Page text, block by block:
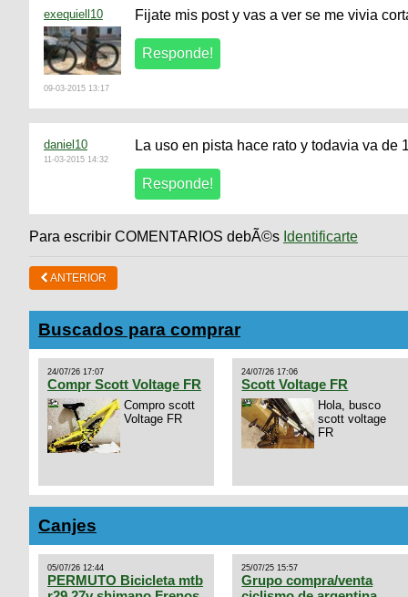
exequiell10
09-03-2015 13:17
Fijate mis post y vas a ver se me vivia
daniel10
11-03-2015 14:32
La uso en pista hace rato y todavia va de
Para escribir COMENTARIOS debÃ©s Identificarte
ANTERIOR
Buscados para comprar
24/07/26 17:07
Compr Scott Voltage FR
Compro scott
Voltage FR
24/07/26 17:06
Scott Voltage FR
Hola, busco
scott voltage
FR
Canjes
05/07/26 12:44
PERMUTO Bicicleta mtb
25/07/25 15:57
Grupo compra/venta